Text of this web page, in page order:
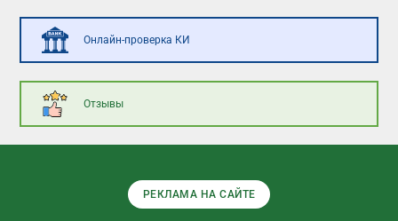
Онлайн-проверка КИ
Отзывы
РЕКЛАМА НА САЙТЕ